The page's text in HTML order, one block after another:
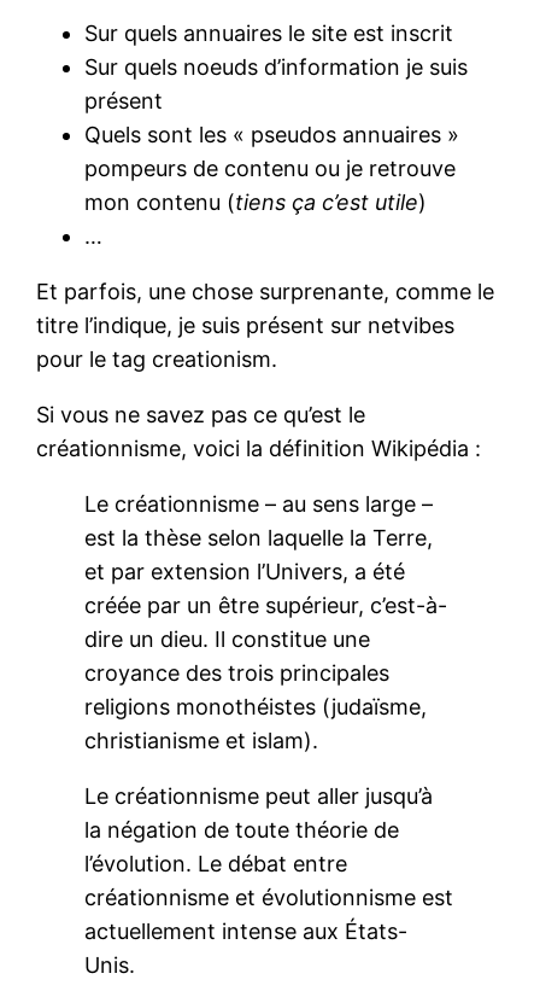
Sur quels annuaires le site est inscrit
Sur quels noeuds d’information je suis
présent
Quels sont les « pseudos annuaires »
pompeurs de contenu ou je retrouve
mon contenu (tiens ça c’est utile)
…
Et parfois, une chose surprenante, comme le
titre l’indique, je suis présent sur netvibes
pour le tag creationism.
Si vous ne savez pas ce qu’est le
créationnisme, voici la définition Wikipédia :
Le créationnisme – au sens large –
est la thèse selon laquelle la Terre,
et par extension l’Univers, a été
créée par un être supérieur, c’est-à-
dire un dieu. Il constitue une
croyance des trois principales
religions monothéistes (judaïsme,
christianisme et islam).
Le créationnisme peut aller jusqu’à
la négation de toute théorie de
l’évolution. Le débat entre
créationnisme et évolutionnisme est
actuellement intense aux États-
Unis.